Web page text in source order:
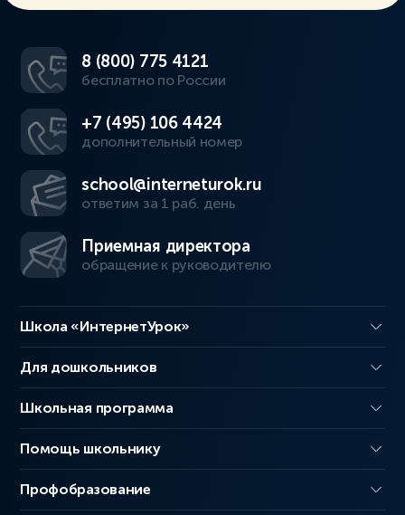
8 (800) 775 4121
бесплатно по России
+7 (495) 106 4424
дополнительный номер
school@interneturok.ru
ответим за 1 раб. день
Приемная директора
обращение к руководителю
Школа «ИнтернетУрок»
Для дошкольников
Школьная программа
Помощь школьнику
Профобразование